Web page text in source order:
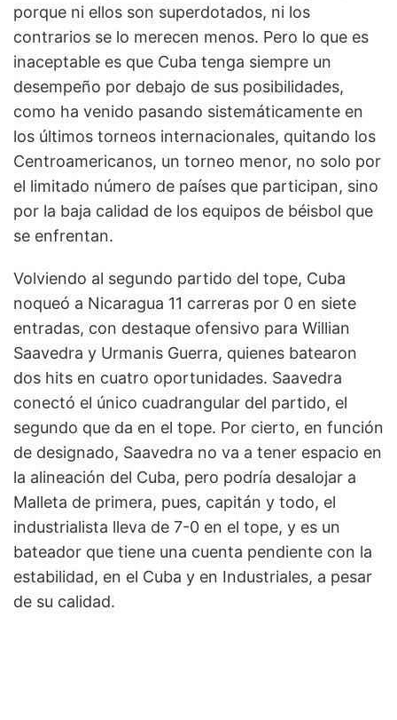
porque ni ellos son superdotados, ni los
contrarios se lo merecen menos. Pero lo que es
inaceptable es que Cuba tenga siempre un
desempeño por debajo de sus posibilidades,
como ha venido pasando sistemáticamente en
los últimos torneos internacionales, quitando los
Centroamericanos, un torneo menor, no solo por
el limitado número de países que participan, sino
por la baja calidad de los equipos de béisbol que
se enfrentan.
Volviendo al segundo partido del tope, Cuba
noqueó a Nicaragua 11 carreras por 0 en siete
entradas, con destaque ofensivo para Willian
Saavedra y Urmanis Guerra, quienes batearon
dos hits en cuatro oportunidades. Saavedra
conectó el único cuadrangular del partido, el
segundo que da en el tope. Por cierto, en función
de designado, Saavedra no va a tener espacio en
la alineación del Cuba, pero podría desalojar a
Malleta de primera, pues, capitán y todo, el
industrialista lleva de 7-0 en el tope, y es un
bateador que tiene una cuenta pendiente con la
estabilidad, en el Cuba y en Industriales, a pesar
de su calidad.